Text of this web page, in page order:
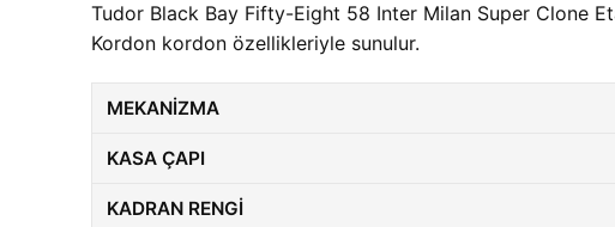
Tudor Black Bay Fifty-Eight 58 Inter Milan Super Clone
Kordon kordon özellikleriyle sunulur.
MEKANIZMA
KASA ÇAPI
KADRAN RENGI